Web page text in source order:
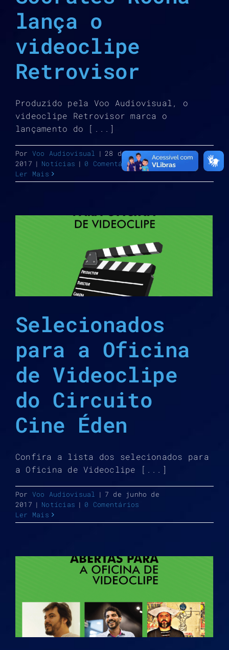
lança o
videoclipe
Retrovisor
Produzido pela Voo Audiovisual, o
videoclipe Retrovisor marca o
lançamento do [...]
Por Voo Audiovisual | 28 de setembro de
2017 | Notícias | 0 Comentários
Ler Mais
Selecionados
para a Oficina
de Videoclipe
do Circuito
Cine Éden
Confira a lista dos selecionados para
a Oficina de Videoclipe [...]
Por Voo Audiovisual | 7 de junho de
2017 | Notícias | 0 Comentários
Ler Mais